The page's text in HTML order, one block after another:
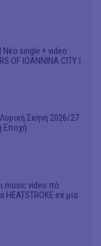
Νέο single + video
OF IOANNINA CITY |
Σκηνή 2026/27
Εποχή
music video πό
HEATSTROKE σε μία